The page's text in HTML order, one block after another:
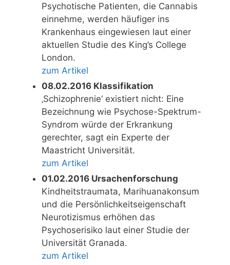
Psychotische Patienten, die Cannabis
einnehme, werden häufiger ins
Krankenhaus eingewiesen laut einer
aktuellen Studie des King’s College
London.
zum Artikel
08.02.2016 Klassifikation
‚Schizophrenie‘ existiert nicht: Eine
Bezeichnung wie Psychose-Spektrum-
Syndrom würde der Erkrankung
gerechter, sagt ein Experte der
Maastricht Universität.
zum Artikel
01.02.2016 Ursachenforschung
Kindheitstraumata, Marihuanakonsum
und die Persönlichkeitseigenschaft
Neurotizismus erhöhen das
Psychoserisiko laut einer Studie der
Universität Granada.
zum Artikel